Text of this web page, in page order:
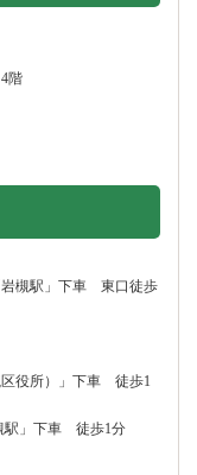
階
槻駅」下車 東口徒歩
役所）」下車 徒歩1
」下車 徒歩1分